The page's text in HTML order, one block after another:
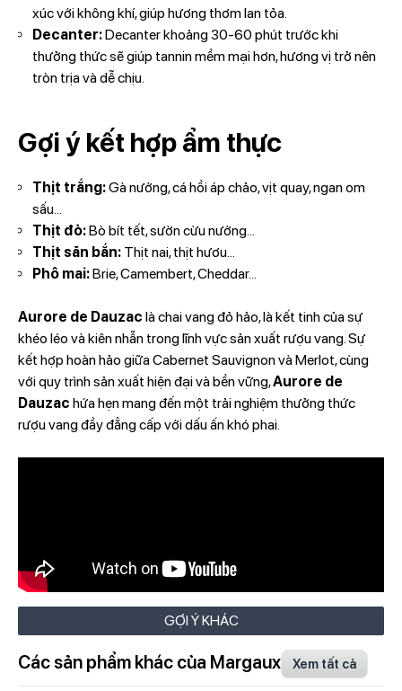
xúc với không khí, giúp hương thơm lan tỏa.
Decanter:Decanter khoảng 30-60 phút trước khi
thưởng thức sẽ giúp tannin mềm mại hơn, hương vị trở nên
tròn trịa và dễ chịu.
Gợi ý kết hợp ẩm thực
Thịt trắng:Gà nướng, cá hồi áp chảo, vịt quay, ngan om
sấu...
Thịt đỏ:Bò bít tết, sườn cừu nướng...
Thịt săn bắn: Thịt nai, thịt hươu...
Phô mai:Brie, Camembert, Cheddar...
Aurore de Dauzac là chai vang đỏ hảo, là kết tinh của sự
khéo léo và kiên nhẫn trong lĩnh vực sản xuất rượu vang. Sự
kết hợp hoàn hảo giữa Cabernet Sauvignon và Merlot, cùng
với quy trình sản xuất hiện đại và bền vững,Aurore de
Dauzac hứa hẹn mang đến một trải nghiệm thưởng thức
rượu vang đầy đẳng cấp với dấu ấn khó phai.
GỢI Ý KHÁC
Các sản phẩm khác của Margaux Xem tất cả